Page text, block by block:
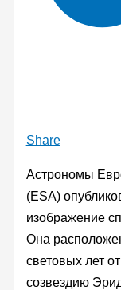
Share
Астрономы
(ESA)
изображение
Она
световых лет
созвездию